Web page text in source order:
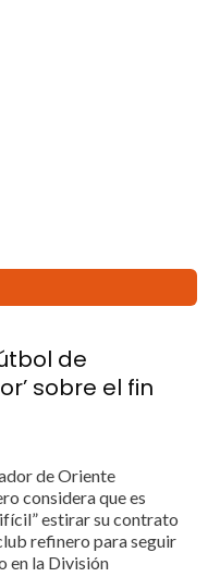
de
sobre el fin
de Oriente
considera que es
estirar su contrato
refinero para seguir
en la División